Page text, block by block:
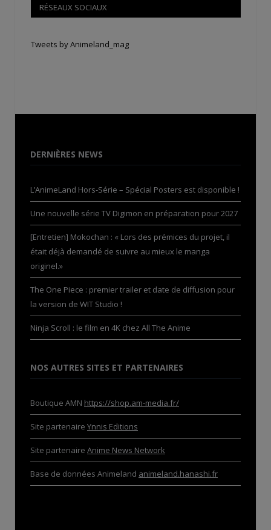
RÉSEAUX SOCIAUX
Tweets by Animeland_mag
DERNIÈRES NEWS
L’AnimeLand Hors-Série – Spécial Posters est disponible !
Une nouvelle série TV Digimon en préparation pour 2027
[Entretien] Mokochan : « Lors des prémices du projet, il
était déjà demandé de suivre au mieux le manga
originel.»
The One Piece : premier trailer et date de diffusion pour
la version de WIT Studio !
Ninja Scroll : le film en 4K chez All The Anime
NOS AUTRES SITES ET PARTENAIRES
Boutique AMN https://shop.am-media.fr/
Site partenaire Ynnis Editions
Site partenaire Anime News Network
Base de données Animeland animeland.hanashi.fr